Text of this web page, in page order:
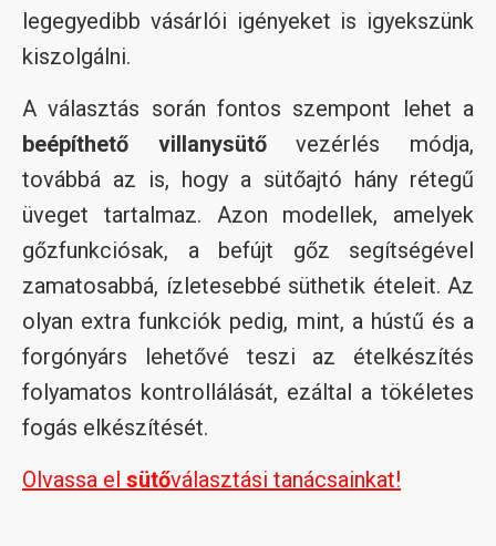
legegyedibb vásárlói igényeket is igyekszünk
kiszolgálni.
A választás során fontos szempont lehet a
beépíthető villanysütővezérlés módja,
továbbá az is, hogy a sütőajtó hány rétegű
üveget tartalmaz. Azon modellek, amelyek
gőzfunkciósak, a befújt gőz segítségével
zamatosabbá, ízletesebbé süthetik ételeit. Az
olyan extra funkciók pedig, mint, a hústű és a
forgónyárs lehetővé teszi az ételkészítés
folyamatos kontrollálását, ezáltal a tökéletes
fogás elkészítését.
Olvassa el sütőválasztási tanácsainkat!